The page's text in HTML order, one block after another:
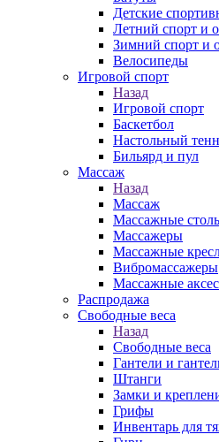
Детские
Летний спорт и
Зимний спорт и
Велосипеды
Игровой спорт
Назад
Игровой спорт
Баскетбол
Настольный
Бильярд и пул
Массаж
Назад
Массаж
Массажные
Массажеры
Массажные
Вибромассажеры
Массажные
Распродажа
Свободные веса
Назад
Свободные веса
Гантели и
Штанги
Замки и
Грифы
Инвентарь для